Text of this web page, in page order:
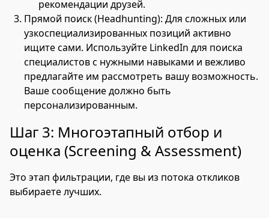
рекомендации друзей.
Прямой поиск (Headhunting): Для сложных или
узкоспециализированных позиций активно
ищите сами. Используйте LinkedIn для поиска
специалистов с нужными навыками и вежливо
предлагайте им рассмотреть вашу возможность.
Ваше сообщение должно быть
персонализированным.
Шаг 3: Многоэтапный отбор и
оценка (Screening & Assessment)
Это этап фильтрации, где вы из потока откликов
выбираете лучших.